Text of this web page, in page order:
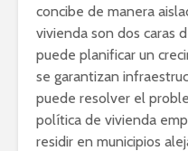
concibe de manera
vivienda son dos caras
puede planificar un
se garantizan
puede resolver el
política de vivienda
residir en municipios